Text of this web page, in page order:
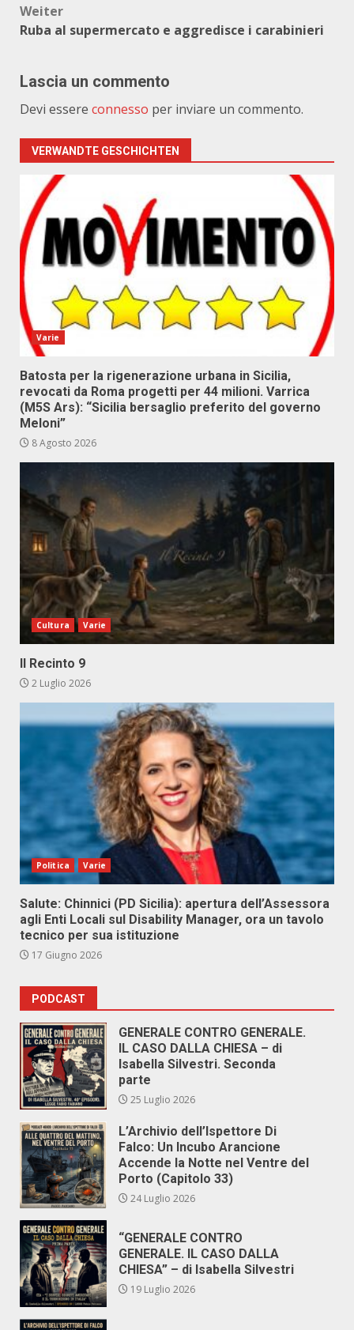
Weiter
Ruba al supermercato e aggredisce i carabinieri
Lascia un commento
Devi essere connesso per inviare un commento.
VERWANDTE GESCHICHTEN
Varie
Batosta per la rigenerazione urbana in Sicilia,
revocati da Roma progetti per 44 milioni. Varrica
(M5S Ars): “Sicilia bersaglio preferito del governo
Meloni”
8 Agosto 2026
Cultura Varie
Il Recinto 9
2 Luglio 2026
Politica Varie
Salute: Chinnici (PD Sicilia): apertura dell’Assessora
agli Enti Locali sul Disability Manager, ora un tavolo
tecnico per sua istituzione
17 Giugno 2026
PODCAST
GENERALE CONTRO GENERALE.
IL CASO DALLA CHIESA – di
Isabella Silvestri. Seconda
parte
25 Luglio 2026
L’Archivio dell’Ispettore Di
Falco: Un Incubo Arancione
Accende la Notte nel Ventre del
Porto (Capitolo 33)
24 Luglio 2026
“GENERALE CONTRO
GENERALE. IL CASO DALLA
CHIESA” – di Isabella Silvestri
19 Luglio 2026